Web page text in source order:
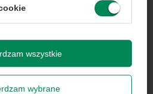
Dell
hurtowych.
Więcej wpolityce
wybrane
wszystkie